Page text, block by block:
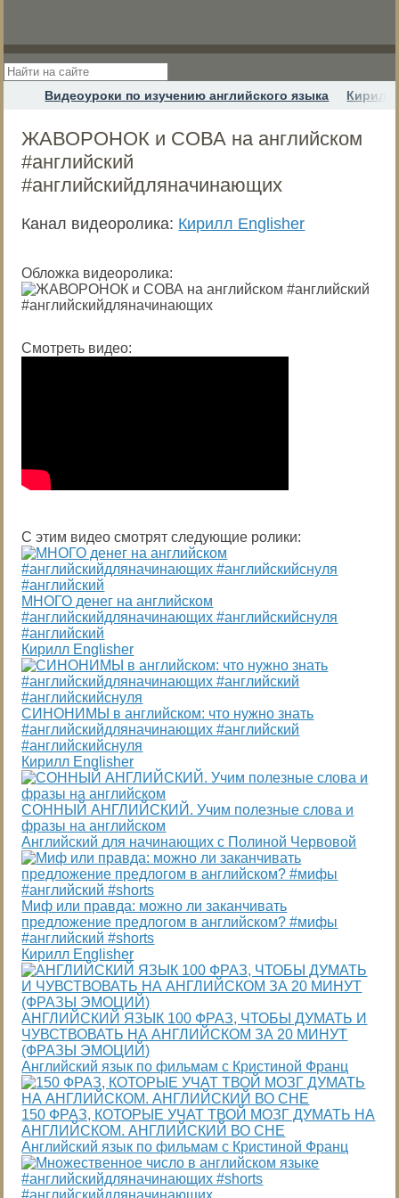
Видеоуроки по изучению английского языка Кирилл
ЖАВОРОНОК и СОВА на английском
#английский
#английскийдляначинающих
Канал видеоролика: Кирилл Englisher
Обложка видеоролика:
Смотреть видео:
С этим видео смотрят следующие ролики:
МНОГО денег на английском
#английскийдляначинающих #английскийснуля
#английский
Кирилл Englisher
СИНОНИМЫ в английском: что нужно знать
#английскийдляначинающих #английский
#английскийснуля
Кирилл Englisher
СОННЫЙ АНГЛИЙСКИЙ. Учим полезные слова и
фразы на английском
Английский для начинающих с Полиной Червовой
Миф или правда: можно ли заканчивать
предложение предлогом в английском? #мифы
#английский #shorts
Кирилл Englisher
АНГЛИЙСКИЙ ЯЗЫК 100 ФРАЗ, ЧТОБЫ ДУМАТЬ И
ЧУВСТВОВАТЬ НА АНГЛИЙСКОМ ЗА 20 МИНУТ
(ФРАЗЫ ЭМОЦИЙ)
Английский язык по фильмам с Кристиной Франц
150 ФРАЗ, КОТОРЫЕ УЧАТ ТВОЙ МОЗГ ДУМАТЬ НА
АНГЛИЙСКОМ. АНГЛИЙСКИЙ ВО СНЕ
Английский язык по фильмам с Кристиной Франц